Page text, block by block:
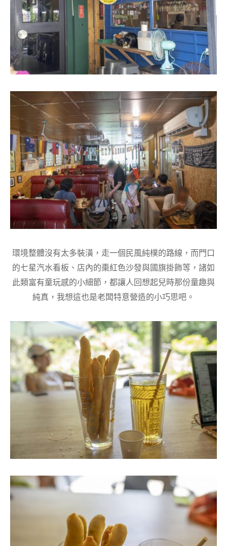
環境整體沒有太多裝潢，走一個民風純樸的路線，而門口
的七星汽水看板、店內的棗紅色沙發與國旗掛飾等，諸如
此類富有童玩感的小細節，都讓人回想起兒時那份童趣與
純真，我想這也是老闆特意營造的小巧思吧。